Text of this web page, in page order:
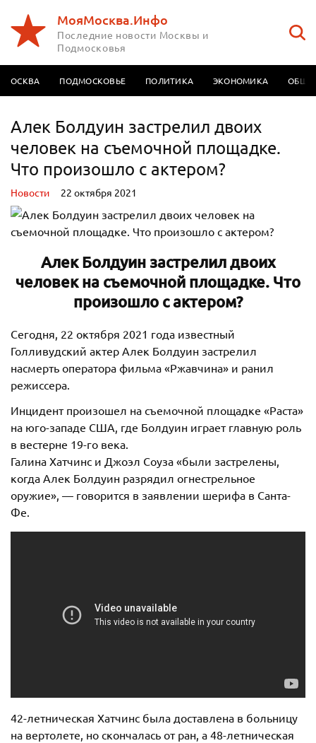
МояМосква.Инфо
Последние новости Москвы и
Подмосковья
МОСКВА ПОДМОСКОВЬЕ ПОЛИТИКА ЭКОНОМИКА
Алек Болдуин застрелил двоих
человек на съемочной площадке.
Что произошло с актером?
Новости 22 октября 2021
Алек Болдуин застрелил двоих
человек на съемочной площадке. Что
произошло с актером?
Сегодня, 22 октября 2021 года известный
Голливудский актер Алек Болдуин застрелил
насмерть оператора фильма «Ржавчина» и ранил
режиссера.
Инцидент произошел на съемочной площадке «Раста»
на юго-западе США, где Болдуин играет главную роль
в вестерне 19-го века.
Галина Хатчинс и Джоэл Соуза «были застрелены,
когда Алек Болдуин разрядил огнестрельное
оружие», — говорится в заявлении шерифа в Санта-
Фе.
42-летническая Хатчинс была доставлена в больницу
на вертолете, но скончалась от ран, а 48-летническая